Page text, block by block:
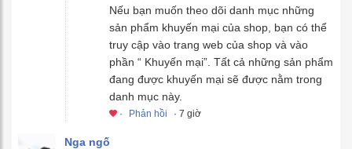
Nếu bạn muốn theo dõi danh mục những
sản phẩm khuyến mại của shop, bạn có thể
truy cập vào trang web của shop và vào
phần “ Khuyến mại”. Tất cả những sản phẩm
đang được khuyến mại sẽ được nằm trong
danh mục này.
· Phản hồi · 7 giờ
Nga ngố